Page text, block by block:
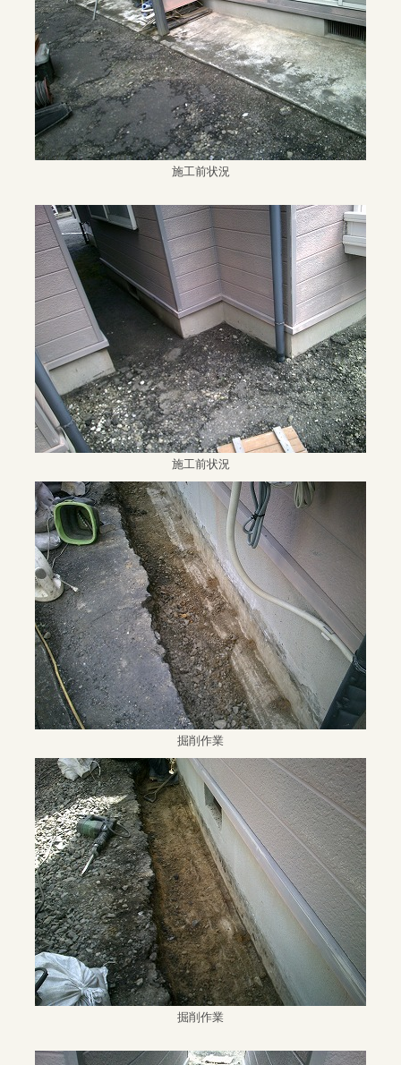
施工前状況
施工前状況
掘削作業
掘削作業